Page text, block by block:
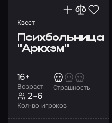
Квест
Психбольница
"Аркхэм"
Возраст
16+
Страшность
Кол-во игроков
2–6